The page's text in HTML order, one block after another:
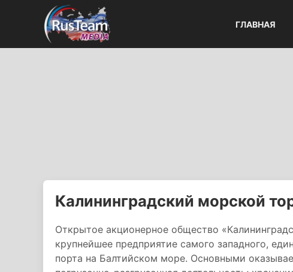
ГЛАВНАЯ
Калининградский морской
Открытое акционерное общество
крупнейшее предприятие самого западного,
порта на Балтийском море. Основными